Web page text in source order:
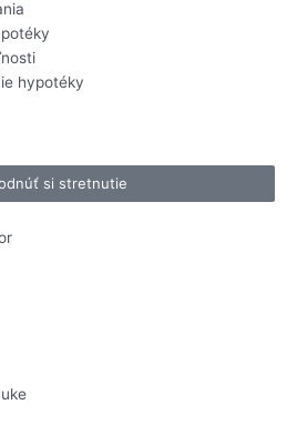
hypotéky
si stretnutie